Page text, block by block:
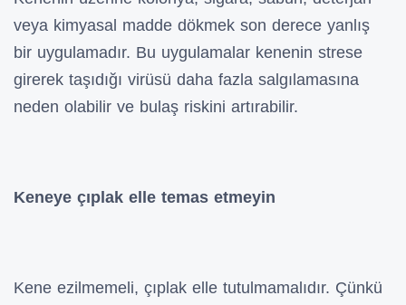
veya kimyasal madde dökmek son derece yanlış
bir uygulamadır. Bu uygulamalar kenenin strese
girerek taşıdığı virüsü daha fazla salgılamasına
neden olabilir ve bulaş riskini artırabilir.
Keneye çıplak elle temas etmeyin
Kene ezilmemeli, çıplak elle tutulmamalıdır. Çünkü